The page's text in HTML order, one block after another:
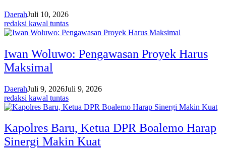
DaerahJuli 10, 2026
redaksi kawal tuntas
Iwan Woluwo: Pengawasan Proyek Harus
Maksimal
DaerahJuli 9, 2026Juli 9, 2026
redaksi kawal tuntas
Kapolres Baru, Ketua DPR Boalemo Harap
Sinergi Makin Kuat